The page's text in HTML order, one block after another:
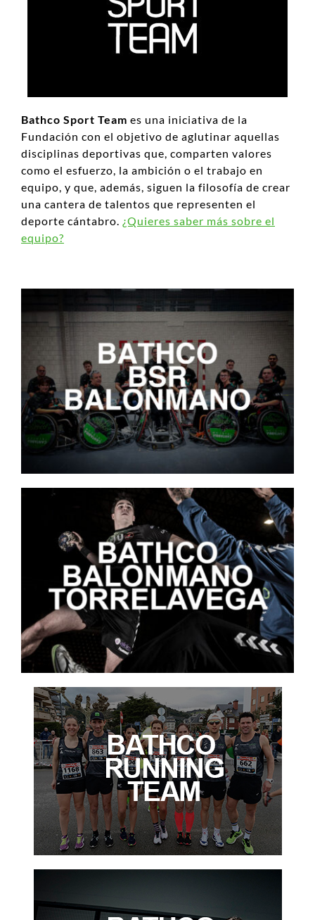
Bathco Sport Team es una iniciativa de la
Fundación con el objetivo de aglutinar aquellas
disciplinas deportivas que, comparten valores
como el esfuerzo, la ambición o el trabajo en
equipo, y que, además, siguen la filosofía de crear
una cantera de talentos que representen el
deporte cántabro. ¿Quieres saber más sobre el
equipo?